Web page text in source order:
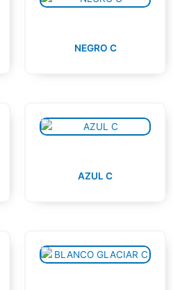
NEGRO C
AZUL C